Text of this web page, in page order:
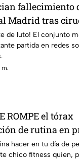
fallecimiento
Madrid tras
de luto! El conjunto
partida en redes
m.
ROMPE el tórax
de rutina en
hacer en tu día de
chico fitness quien,